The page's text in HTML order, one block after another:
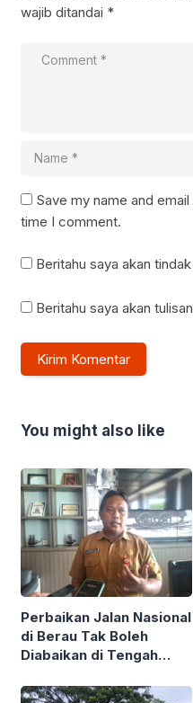
wajib ditandai *
Save my name and
time I comment.
Beritahu saya akan
Beritahu saya akan
You might also like
Perbaikan Jalan Nasional
di Berau Tak Boleh
Diabaikan di Tengah
Kalimantan